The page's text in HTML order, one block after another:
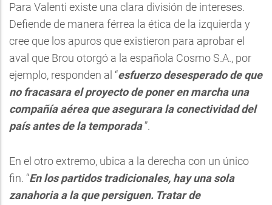
Para Valenti existe una clara división de intereses.
Defiende de manera férrea la ética de la izquierda y
cree que los apuros que existieron para aprobar el
aval que Brou otorgó a la española Cosmo S.A., por
ejemplo, responden al “esfuerzo desesperado de que
no fracasara el proyecto de poner en marcha una
compañía aérea que asegurara la conectividad del
país antes de la temporada”.
En el otro extremo, ubica a la derecha con un único
fin. “En los partidos tradicionales, hay una sola
zanahoria a la que persiguen. Tratar de